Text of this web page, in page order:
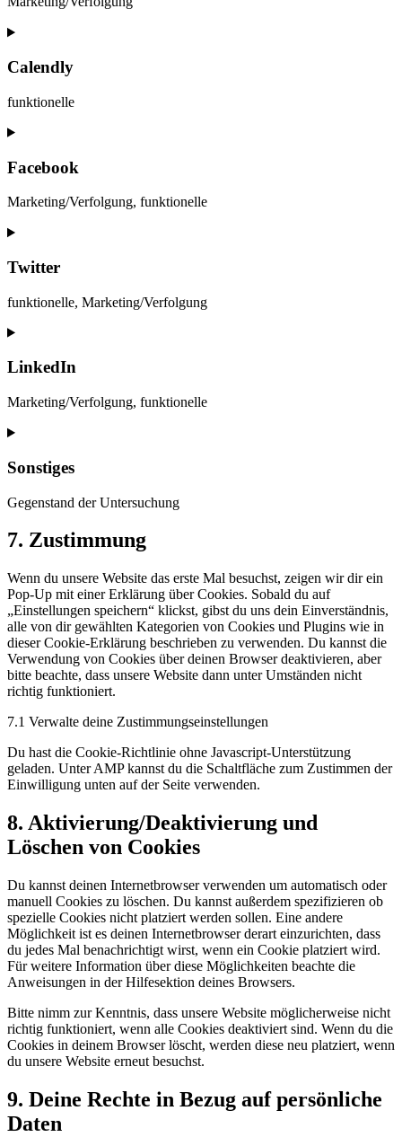
Consent
service
Calendly
funktionelle
Consent
service
Facebook
Marketing/Verfolgung, funktionelle
Consent
service
Twitter
funktionelle, Marketing/Verfolgung
Consent
service
LinkedIn
Marketing/Verfolgung, funktionelle
Consent
service
Sonstiges
Gegenstand der Untersuchung
Consent
to
sonstiges
7. Zustimmung
Wenn du unsere Website das erste Mal besuchst, zeigen wir dir ein
Pop-Up mit einer Erklärung über Cookies. Sobald du auf
„Einstellungen speichern“ klickst, gibst du uns dein Einverständnis,
alle von dir gewählten Kategorien von Cookies und Plugins wie in
dieser Cookie-Erklärung beschrieben zu verwenden. Du kannst die
Verwendung von Cookies über deinen Browser deaktivieren, aber
bitte beachte, dass unsere Website dann unter Umständen nicht
richtig funktioniert.
7.1 Verwalte deine Zustimmungseinstellungen
Du hast die Cookie-Richtlinie ohne Javascript-Unterstützung
geladen. Unter AMP kannst du die Schaltfläche zum Zustimmen der
Einwilligung unten auf der Seite verwenden.
8. Aktivierung/Deaktivierung und
Löschen von Cookies
Du kannst deinen Internetbrowser verwenden um automatisch oder
manuell Cookies zu löschen. Du kannst außerdem spezifizieren ob
spezielle Cookies nicht platziert werden sollen. Eine andere
Möglichkeit ist es deinen Internetbrowser derart einzurichten, dass
du jedes Mal benachrichtigt wirst, wenn ein Cookie platziert wird.
Für weitere Information über diese Möglichkeiten beachte die
Anweisungen in der Hilfesektion deines Browsers.
Bitte nimm zur Kenntnis, dass unsere Website möglicherweise nicht
richtig funktioniert, wenn alle Cookies deaktiviert sind. Wenn du die
Cookies in deinem Browser löscht, werden diese neu platziert, wenn
du unsere Website erneut besuchst.
9. Deine Rechte in Bezug auf persönliche
Daten